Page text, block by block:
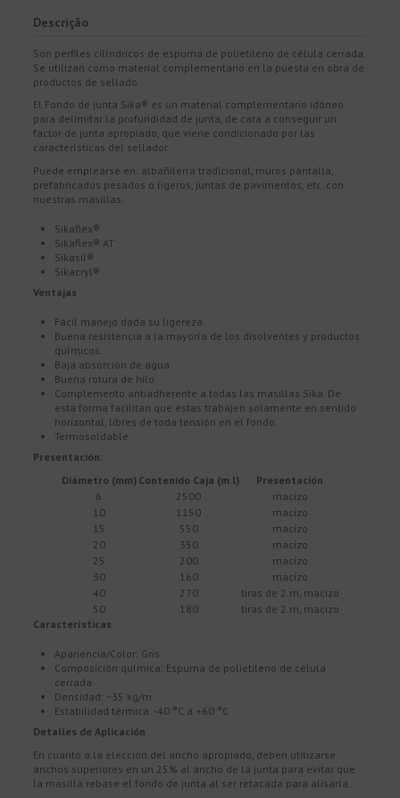
Descrição
Son perfiles cilíndricos de espuma de polietileno de célula cerrada.
Se utilizan como material complementario en la puesta en obra de
productos de sellado.
El Fondo de junta Sika® es un material complementario idóneo
para delimitar la profundidad de junta, de cara a conseguir un
factor de junta apropiado, que viene condicionado por las
características del sellador.
Puede emplearse en: albañilería tradicional, muros pantalla,
prefabricados pesados o ligeros, juntas de pavimentos, etc. con
nuestras masillas:
Sikaflex®
Sikaflex® AT
Sikasil®
Sikacryl®
Ventajas
Fácil manejo dada su ligereza.
Buena resistencia a la mayoría de los disolventes y productos
químicos.
Baja absorción de agua.
Buena rotura de hilo.
Complemento antiadherente a todas las masillas Sika. De
esta forma facilitan que éstas trabajen solamente en sentido
horizontal, libres de toda tensión en el fondo.
Termosoldable.
Presentación:
Diámetro (mm) Contenido Caja (m.l)
Presentación
6
2500
macizo
10
1150
macizo
15
550
macizo
20
350
macizo
25
200
macizo
30
160
macizo
40
270
tiras de 2 m, macizo
50
180
tiras de 2 m, macizo
Características
Apariencia/Color: Gris
Composición química: Espuma de polietileno de célula
cerrada.
Densidad: ~35 kg/m
Estabilidad térmica: -40 °C a +60 °C
Detalles de Aplicación
En cuanto a la elección del ancho apropiado, deben utilizarse
anchos superiores en un 25% al ancho de la junta para evitar que
la masilla rebase el fondo de junta al ser retacada para alisarla.